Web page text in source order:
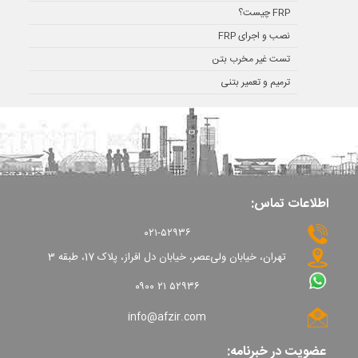
FRP چیست؟
نصب و اجرای FRP
تست غیر مخرب بتن
ترمیم و تعمیر بتنی
اطلاعات تماس:
۰۲۱-۵۲۹۳۶
تهران، خیابان ولی‌عصر، خیابان دل افراز، پلاک 17، طبقه 3
۰۹۰۰ ۲۱ ۵۲۹۳۶
info@afzir.com
عضویت در خبرنامه: